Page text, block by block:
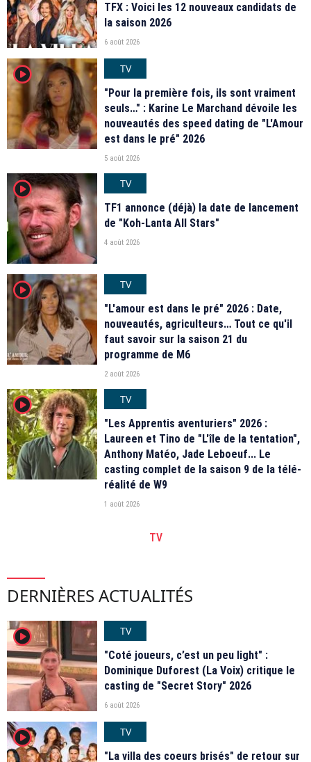
TFX : Voici les 12 nouveaux candidats de
la saison 2026
6 août 2026
player2
TV
"Pour la première fois, ils sont vraiment
seuls…" : Karine Le Marchand dévoile les
nouveautés des speed dating de "L'Amour
est dans le pré" 2026
5 août 2026
player2
TV
TF1 annonce (déjà) la date de lancement
de "Koh-Lanta All Stars"
4 août 2026
player2
TV
"L'amour est dans le pré" 2026 : Date,
nouveautés, agriculteurs… Tout ce qu'il
faut savoir sur la saison 21 du
programme de M6
2 août 2026
player2
TV
"Les Apprentis aventuriers" 2026 :
Laureen et Tino de "L'île de la tentation",
Anthony Matéo, Jade Leboeuf... Le
casting complet de la saison 9 de la télé-
réalité de W9
1 août 2026
TV
DERNIÈRES ACTUALITÉS
player2
TV
"Coté joueurs, c’est un peu light" :
Dominique Duforest (La Voix) critique le
casting de "Secret Story" 2026
6 août 2026
player2
TV
"La villa des coeurs brisés" de retour sur